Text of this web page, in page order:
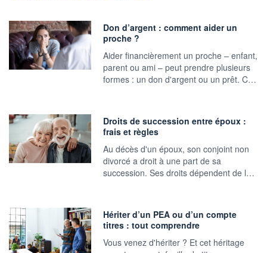
Don d’argent : comment aider un
proche ?
Aider financièrement un proche – enfant,
parent ou ami – peut prendre plusieurs
formes : un don d'argent ou un prêt. C…
Droits de succession entre époux :
frais et règles
Au décès d'un époux, son conjoint non
divorcé a droit à une part de sa
succession. Ses droits dépendent de l…
Hériter d’un PEA ou d’un compte
titres : tout comprendre
Vous venez d'hériter ? Et cet héritage